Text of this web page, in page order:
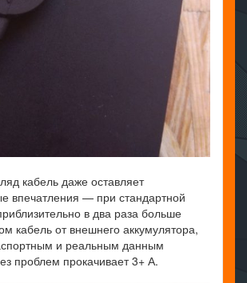
кабель даже оставляет
впечатления — при стандартной
в два раза больше
кабель от внешнего аккумулятора,
и реальным данным
проблем прокачивает 3+ А.